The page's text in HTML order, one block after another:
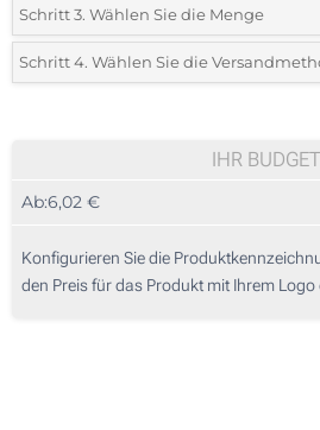
*Wählen Sie die Druck- und
1 Farbig (Vorderseite)
Vollfarbdruck (Vorderseite)
Schritt 3. Wählen Sie die Menge
*Bitte wählen Sie Ihre gewünschte Menge
10
50
Schritt 4. Wählen Sie die
IHR BUDGET
Ab:6,02 €
Konfigurieren Sie die
den Preis für das Produkt mit Ihrem Logo